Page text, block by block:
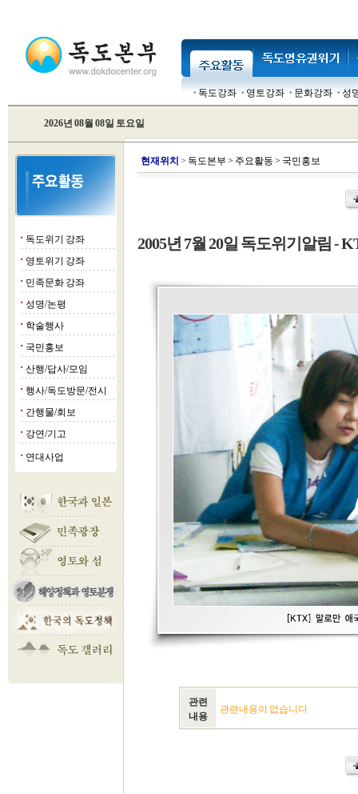
독도강좌 영토강좌 문화강좌 성
2026년 08월 08일 토요일
■ 독도위기 강좌
■ 영토위기 강좌
■ 민족문화 강좌
■ 성명/논평
■ 학술행사
■ 국민홍보
■ 산행/답사/모임
■ 행사/독도방문/전시
■ 간행물/회보
■ 강연/기고
■ 연대사업
현재위치 > 독도본부 > 주요활동 > 국민홍보
2005년 7월 20일 독도위기알림 -
관련
내용
관련내용이 없습니다